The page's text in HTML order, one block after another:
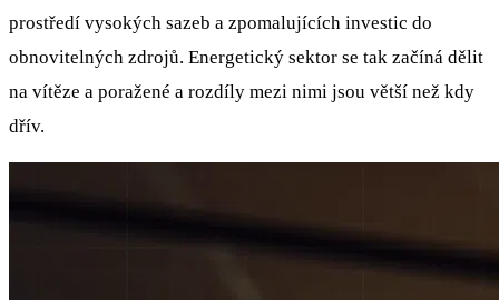
prostředí vysokých sazeb a zpomalujících investic do
obnovitelných zdrojů. Energetický sektor se tak začíná dělit
na vítěze a poražené a rozdíly mezi nimi jsou větší než kdy
dřív.